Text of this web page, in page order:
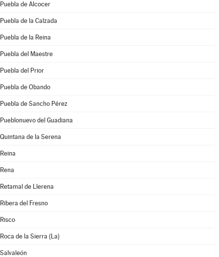
Puebla de Alcocer
Puebla de la Calzada
Puebla de la Reina
Puebla del Maestre
Puebla del Prior
Puebla de Obando
Puebla de Sancho Pérez
Pueblonuevo del Guadiana
Quintana de la Serena
Reina
Rena
Retamal de Llerena
Ribera del Fresno
Risco
Roca de la Sierra (La)
Salvaleón